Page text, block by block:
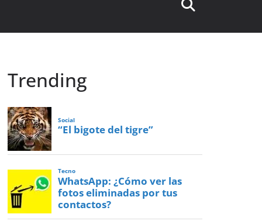
Trending
Social
“El bigote del tigre”
Tecno
WhatsApp: ¿Cómo ver las
fotos eliminadas por tus
contactos?